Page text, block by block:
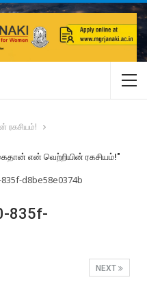
ரகசியம்!
என் வெற்றியின் ரகசியம்!"
835f-
NEXT